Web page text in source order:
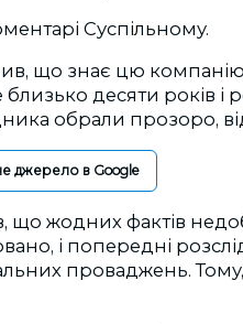
Суспільному.
що знає цю компанію з
десяти років і
обрали прозоро,
джерело в Google
що жодних фактів
і попередні
проваджень.